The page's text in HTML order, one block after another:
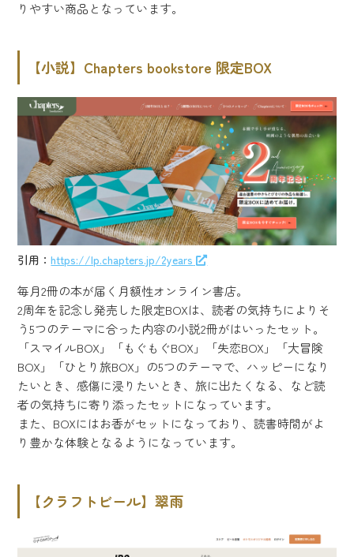
りやすい商品となっています。
【小説】Chapters bookstore 限定BOX
引用：https://lp.chapters.jp/2years
毎月2冊の本が届く月額性オンライン書店。
2周年を記念し発売した限定BOXは、読者の気持ちによりそ
う5つのテーマに合った内容の小説2冊がはいったセット。
「スマイルBOX」「もぐもぐBOX」「失恋BOX」「大冒険
BOX」「ひとり旅BOX」の5つのテーマで、ハッピーになり
たいとき、感傷に浸りたいとき、旅に出たくなる、など読
者の気持ちに寄り添ったセットになっています。
また、BOXにはお香がセットになっており、読書時間がよ
り豊かな体験となるようになっています。
【クラフトビール】翠雨